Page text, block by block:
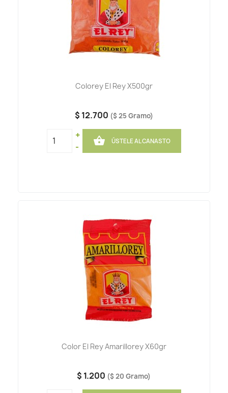
Colorey El Rey X500gr
$ 12.700 ($ 25 Gramo)
+
-
 ÚSTELE AL CANASTO
Color El Rey Amarillorey X60gr
$ 1.200 ($ 20 Gramo)